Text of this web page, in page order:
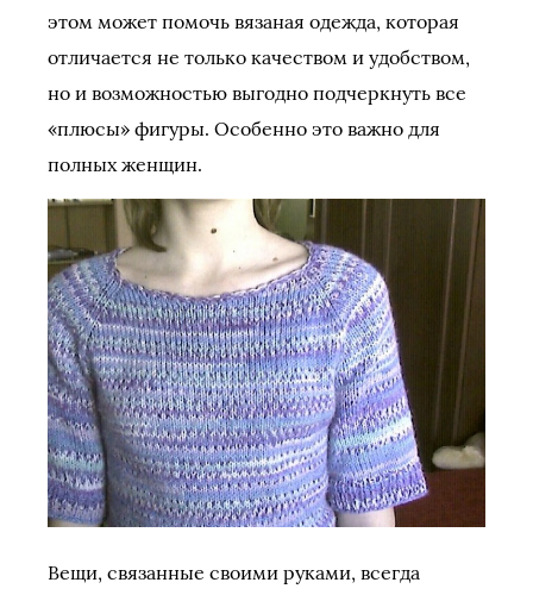
этом может помочь вязаная одежда, которая
отличается не только качеством и удобством,
но и возможностью выгодно подчеркнуть все
«плюсы» фигуры. Особенно это важно для
полных женщин.
Вещи, связанные своими руками, всегда